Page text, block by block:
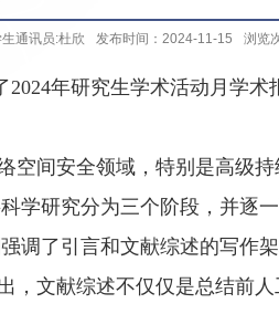
通讯员:杜欣 发布时间：2024-11-15 浏览
2024年研究生学术活动月学术
空间安全领域，特别是高级持
学研究分为三个阶段，并逐
调了引言和文献综述的写作架
，文献综述不仅仅是总结前